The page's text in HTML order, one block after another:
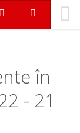
în
- 21